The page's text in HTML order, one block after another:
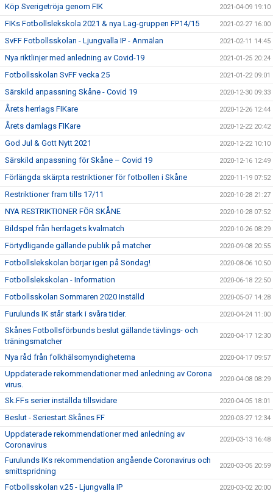
Köp Sverigetröja genom FIK 2021-04-09 19:10
FIKs Fotbollslekskola 2021 & nya Lag-gruppen FP14/15 2021-02-27 16:00
SvFF Fotbollsskolan - Ljungvalla IP - Anmälan 2021-02-11 14:45
Nya riktlinjer med anledning av Covid-19 2021-01-25 20:24
Fotbollsskolan SvFF vecka 25 2021-01-22 09:01
Särskild anpassning Skåne - Covid 19 2020-12-30 09:33
Årets herrlags FIKare 2020-12-26 12:44
Årets damlags FIKare 2020-12-22 20:42
God Jul & Gott Nytt 2021 2020-12-22 10:10
Särskild anpassning för Skåne – Covid 19 2020-12-16 12:49
Förlängda skärpta restriktioner för fotbollen i Skåne 2020-11-19 07:52
Restriktioner fram tills 17/11 2020-10-28 21:27
NYA RESTRIKTIONER FÖR SKÅNE 2020-10-28 07:52
Bildspel från herrlagets kvalmatch 2020-10-26 08:29
Förtydligande gällande publik på matcher 2020-09-08 20:55
Fotbollslekskolan börjar igen på Söndag! 2020-08-06 10:50
Fotbollslekskolan - Information 2020-06-18 22:50
Fotbollsskolan Sommaren 2020 Inställd 2020-05-07 14:28
Furulunds IK står stark i svåra tider. 2020-04-24 11:00
Skånes Fotbollsförbunds beslut gällande tävlings- och
träningsmatcher
2020-04-17 12:30
Nya råd från folkhälsomyndigheterna 2020-04-17 09:57
Uppdaterade rekommendationer med anledning av Corona
virus.
2020-04-08 08:29
Sk.FFs serier inställda tillsvidare 2020-04-05 18:01
Beslut - Seriestart Skånes FF 2020-03-27 12:34
Uppdaterade rekommendationer med anledning av
Coronavirus
2020-03-13 16:48
Furulunds IKs rekommendation angående Coronavirus och
smittspridning
2020-03-05 20:59
Fotbollsskolan v.25 - Ljungvalla IP 2020-03-02 20:00